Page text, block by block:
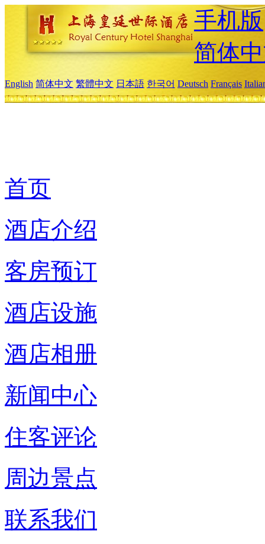
手机版
简体
English 简体中文 繁體中文 日本語 한국어 Deutsch Français
首页
酒店介绍
客房预订
酒店设施
酒店相册
新闻中心
住客评论
周边景点
联系我们